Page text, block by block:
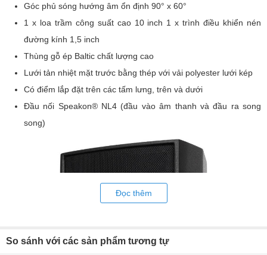
Góc phủ sóng hướng âm ổn định 90° x 60°
1 x loa trầm công suất cao 10 inch 1 x trình điều khiển nén
đường kính 1,5 inch
Thùng gỗ ép Baltic chất lượng cao
Lưới tản nhiệt mặt trước bằng thép với vải polyester lưới kép
Có điểm lắp đặt trên các tấm lưng, trên và dưới
Đầu nối Speakon® NL4 (đầu vào âm thanh và đầu ra song
song)
Đọc thêm
So sánh với các sản phẩm tương tự